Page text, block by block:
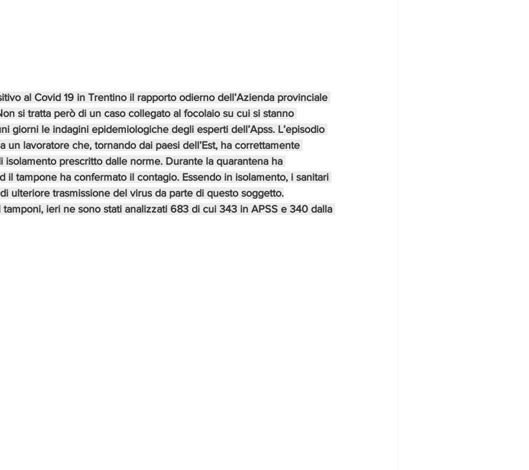
al Covid 19 in Trentino il rapporto odierno dell’Azienda provinciale
si tratta però di un caso collegato al focolaio su cui si stanno
giorni le indagini epidemiologiche degli esperti dell’Apss. L’episodio
un lavoratore che, tornando dai paesi dell’Est, ha correttamente
isolamento prescritto dalle norme. Durante la quarantena ha
il tampone ha confermato il contagio. Essendo in isolamento, i sanitari
ulteriore trasmissione del virus da parte di questo soggetto.
ieri ne sono stati analizzati 683 di cui 343 in APSS e 340 dalla